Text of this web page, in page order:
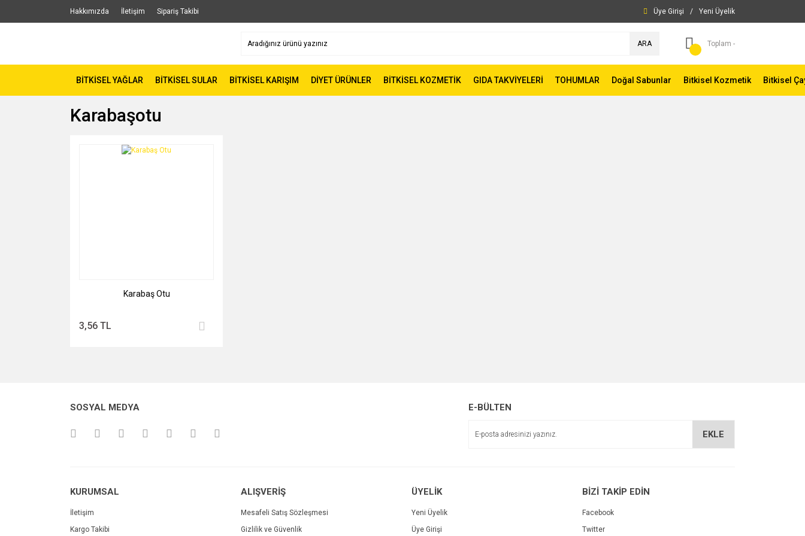
Hakkımızda İletişim Sipariş Takibi Üye Girişi / Yeni Üyelik
ARA Toplam -
BİTKİSEL YAĞLAR BİTKİSEL SULAR BİTKİSEL KARIŞIM DİYET ÜRÜNLER BİTKİSEL KOZMETİK GIDA TAKVİYELERİ TOHUMLAR Doğal Sabunlar Bitkisel Kozmetik Bitkisel
Karabaşotu
Karabaş Otu
3,56 TL
SOSYAL MEDYA E-BÜLTEN
EKLE
KURUMSAL
İletişim
Kargo Takibi
ALIŞVERİŞ
Mesafeli Satış Sözleşmesi
Gizlilik ve Güvenlik
ÜYELİK
Yeni Üyelik
Üye Girişi
BİZİ TAKİP EDİN
Facebook
Twitter